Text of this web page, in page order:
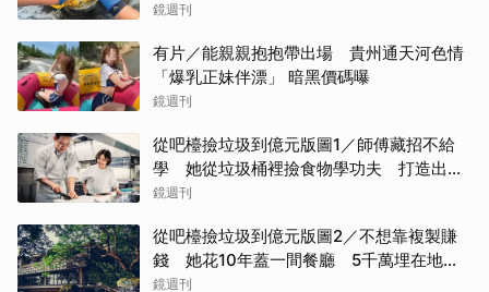
鏡週刊
有片／能親親抱抱帶出場 貴州通天河色情
「爆乳正妹伴漂」 暗黑價碼曝
鏡週刊
從吧檯撿垃圾到億元版圖1／師傅藏招不給
學 她從垃圾桶裡撿食物學功夫 打造出最
難訂的餐廳
鏡週刊
從吧檯撿垃圾到億元版圖2／不想靠複製賺
錢 她花10年蓋一間餐廳 5千萬埋在地下
瀕臨破產
鏡週刊